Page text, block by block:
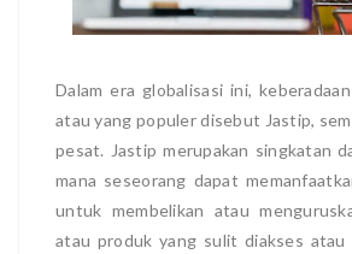
Dalam era globalisasi ini,
atau yang populer disebut Jastip,
pesat. Jastip merupakan singkatan
mana seseorang dapat
untuk membelikan atau
atau produk yang sulit diakses